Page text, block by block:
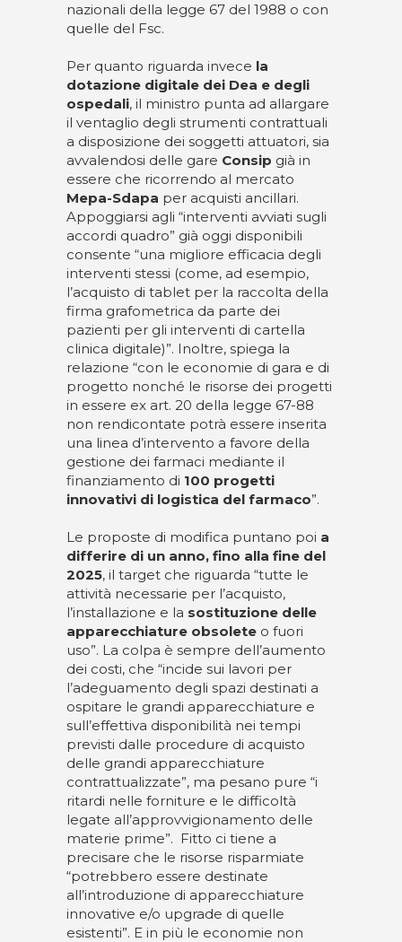
nazionali della legge 67 del 1988 o con
quelle del Fsc.
Per quanto riguarda invece la
dotazione digitale dei Dea e degli
ospedali, il ministro punta ad allargare
il ventaglio degli strumenti contrattuali
a disposizione dei soggetti attuatori, sia
avvalendosi delle gare Consip già in
essere che ricorrendo al mercato
Mepa-Sdapa per acquisti ancillari.
Appoggiarsi agli “interventi avviati sugli
accordi quadro” già oggi disponibili
consente “una migliore efficacia degli
interventi stessi (come, ad esempio,
l’acquisto di tablet per la raccolta della
firma grafometrica da parte dei
pazienti per gli interventi di cartella
clinica digitale)”. Inoltre, spiega la
relazione “con le economie di gara e di
progetto nonché le risorse dei progetti
in essere ex art. 20 della legge 67-88
non rendicontate potrà essere inserita
una linea d’intervento a favore della
gestione dei farmaci mediante il
finanziamento di 100 progetti
innovativi di logistica del farmaco”.
Le proposte di modifica puntano poi a
differire di un anno, fino alla fine del
2025, il target che riguarda “tutte le
attività necessarie per l’acquisto,
l’installazione e la sostituzione delle
apparecchiature obsolete o fuori
uso”. La colpa è sempre dell’aumento
dei costi, che “incide sui lavori per
l’adeguamento degli spazi destinati a
ospitare le grandi apparecchiature e
sull’effettiva disponibilità nei tempi
previsti dalle procedure di acquisto
delle grandi apparecchiature
contrattualizzate”, ma pesano pure “i
ritardi nelle forniture e le difficoltà
legate all’approvvigionamento delle
materie prime”. Fitto ci tiene a
precisare che le risorse risparmiate
“potrebbero essere destinate
all’introduzione di apparecchiature
innovative e/o upgrade di quelle
esistenti”. E in più le economie non